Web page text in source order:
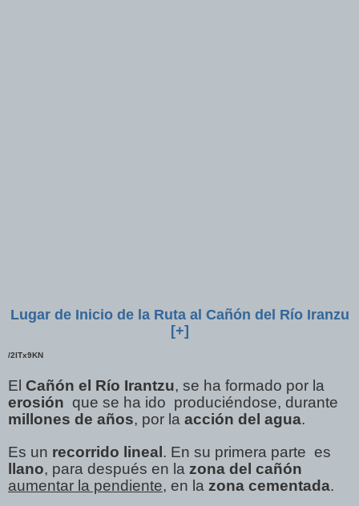
Lugar de Inicio de la Ruta al Cañón del Río Iranzu
[+]
/2ITx9KN
El Cañón el Río Irantzu, se ha formado por la
erosión que se ha ido produciéndose, durante
millones de años, por la acción del agua.
Es un recorrido lineal. En su primera parte es
llano, para después en la zona del cañón
aumentar la pendiente, en la zona cementada.